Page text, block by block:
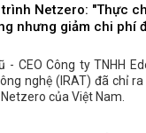
Netzero: "Thực
nhưng giảm chi phí
- CEO Công ty TNHH
nghệ (IRAT) đã chỉ
của Việt Nam.